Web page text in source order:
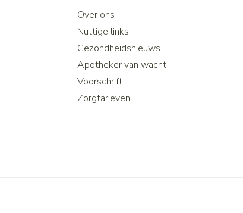
Over ons
Nuttige links
Gezondheidsnieuws
Apotheker van wacht
Voorschrift
Zorgtarieven